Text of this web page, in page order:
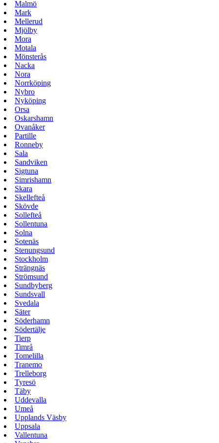
Malmö
Mark
Mellerud
Mjölby
Mora
Motala
Mönsterås
Nacka
Nora
Norrköping
Nybro
Nyköping
Orsa
Oskarshamn
Ovanåker
Partille
Ronneby
Sala
Sandviken
Sigtuna
Simrishamn
Skara
Skellefteå
Skövde
Sollefteå
Sollentuna
Solna
Sotenäs
Stenungsund
Stockholm
Strängnäs
Strömsund
Sundbyberg
Sundsvall
Svedala
Säter
Söderhamn
Södertälje
Tierp
Timrå
Tomelilla
Tranemo
Trelleborg
Tyresö
Täby
Uddevalla
Umeå
Upplands Väsby
Uppsala
Vallentuna